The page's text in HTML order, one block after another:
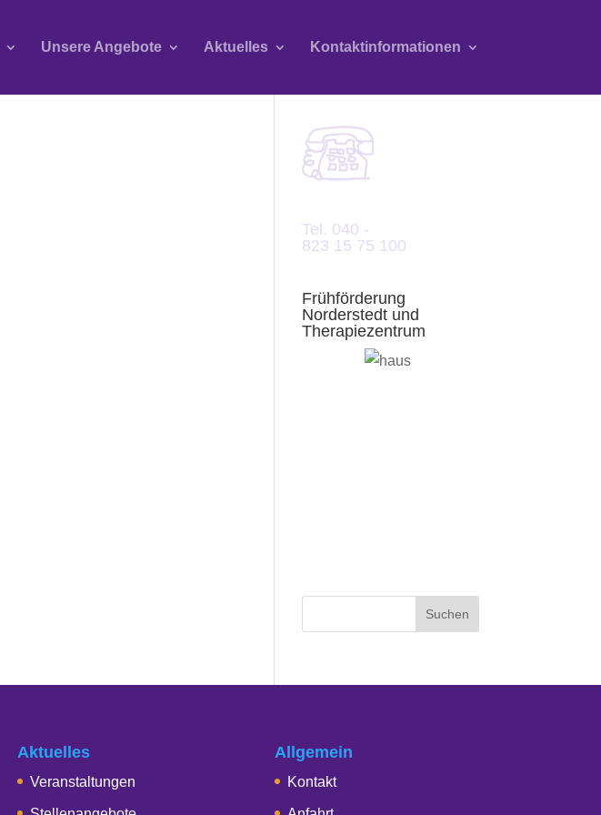
Unsere Angebote Aktuelles Kontaktinformationen
Tel. 040 -
823 15 75 100
Frühförderung
Norderstedt und
Therapiezentrum
Aktuelles
Veranstaltungen
Allgemein
Kontakt